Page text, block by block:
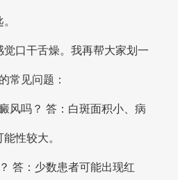
口干舌燥。我再帮大家划一
常见问题：
风吗？ 答：白斑面积小、病
性较大。
答：少数患者可能出现红